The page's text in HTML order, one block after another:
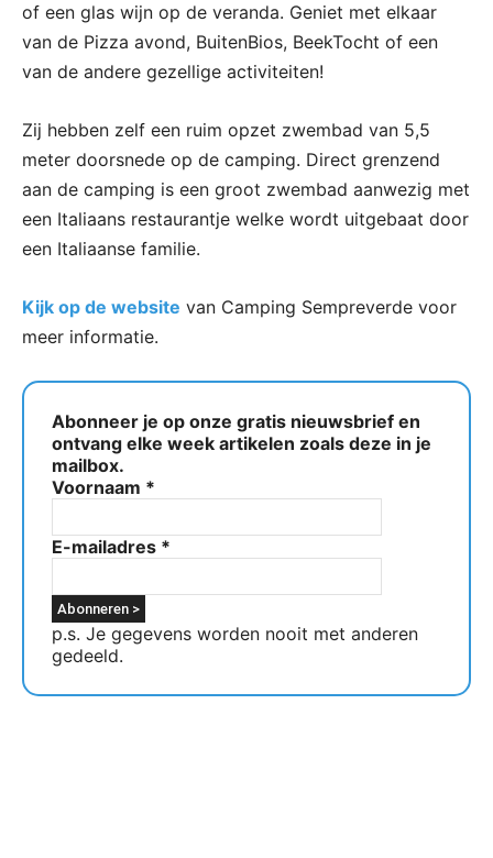
of een glas wijn op de veranda. Geniet met elkaar
van de Pizza avond, BuitenBios, BeekTocht of een
van de andere gezellige activiteiten!
Zij hebben zelf een ruim opzet zwembad van 5,5
meter doorsnede op de camping. Direct grenzend
aan de camping is een groot zwembad aanwezig met
een Italiaans restaurantje welke wordt uitgebaat door
een Italiaanse familie.
Kijk op de website van Camping Sempreverde voor
meer informatie.
Abonneer je op onze gratis nieuwsbrief en
ontvang elke week artikelen zoals deze in je
mailbox.
Voornaam *
E-mailadres *
p.s. Je gegevens worden nooit met anderen
gedeeld.